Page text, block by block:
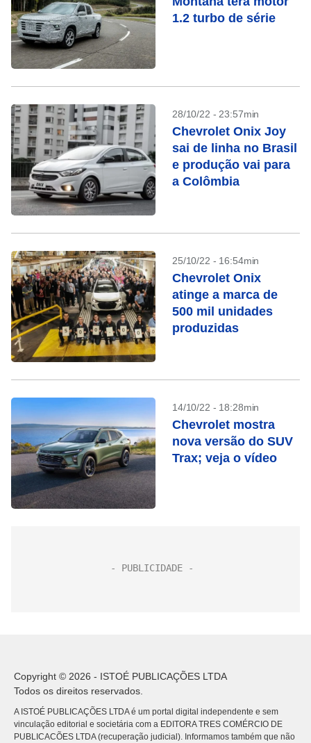
1.2 turbo de série
28/10/22 - 23:57min
Chevrolet Onix Joy
sai de linha no Brasil
e produção vai para
a Colômbia
25/10/22 - 16:54min
Chevrolet Onix
atinge a marca de
500 mil unidades
produzidas
14/10/22 - 18:28min
Chevrolet mostra
nova versão do SUV
Trax; veja o vídeo
Copyright © 2026 - ISTOÉ PUBLICAÇÕES LTDA
Todos os direitos reservados.
A ISTOÉ PUBLICAÇÕES LTDA é um portal digital independente e sem
vinculação editorial e societária com a EDITORA TRES COMÉRCIO DE
PUBLICACÕES LTDA (recuperação judicial). Informamos também que não